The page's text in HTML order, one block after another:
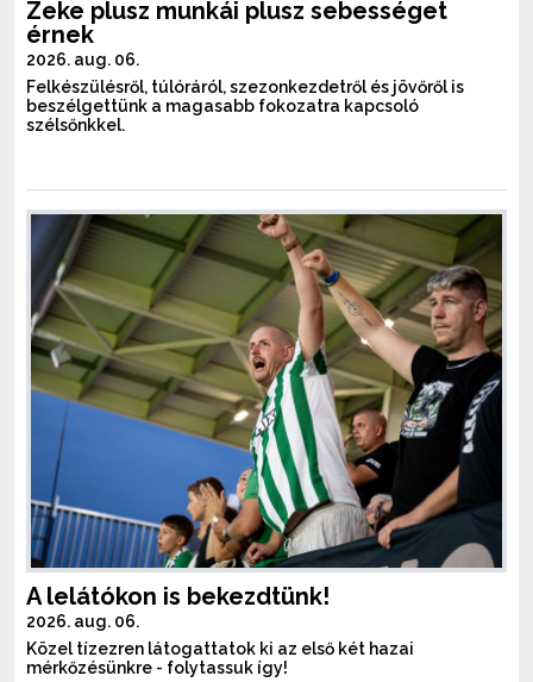
Zeke plusz munkái plusz sebességet
érnek
2026. aug. 06.
Felkészülésről, túlóráról, szezonkezdetről és jövőről is
beszélgettünk a magasabb fokozatra kapcsoló
szélsőnkkel.
A lelátókon is bekezdtünk!
2026. aug. 06.
Közel tízezren látogattatok ki az első két hazai
mérkőzésünkre - folytassuk így!